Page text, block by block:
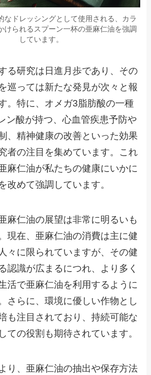
なドレッシングとして使用される、カラ
けられるスプーン一杯の亜麻仁油を強調
しています。
る研究は日進月歩であり、その
巡っては新たな発見が次々と報
。特に、オメガ3脂肪酸の一種
ン酸が持つ、心血管疾患予防や
、精神健康の改善といった効果
者の注目を集めています。これ
麻仁油が私たちの健康にいかに
改めて強調しています。
麻仁油の展望は非常に明るいも
現在、亜麻仁油の消費は主に健
々に限られていますが、その健
認識が広まるにつれ、より多く
活で亜麻仁油を利用するように
さらに、環境に優しい作物とし
も注目されており、持続可能な
ての役割も期待されています。
り、亜麻仁油の抽出や保存方法